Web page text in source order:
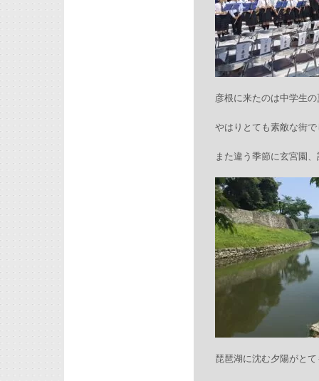
彦根に来たのは中学生
やはりとても素敵な街で
また違う季節に玄宮園
琵琶湖に沈む夕陽がと